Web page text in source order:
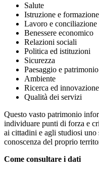
Salute
Istruzione e formazione
Lavoro e
Benessere economico
Relazioni sociali
Politica ed istituzioni
Sicurezza
Paesaggio e
Ambiente
Ricerca ed innovazione
Qualità dei servizi
Questo vasto patrimonio
individuare punti di forza e
ai cittadini e agli studiosi
conoscenza del proprio
Come consultare i dati